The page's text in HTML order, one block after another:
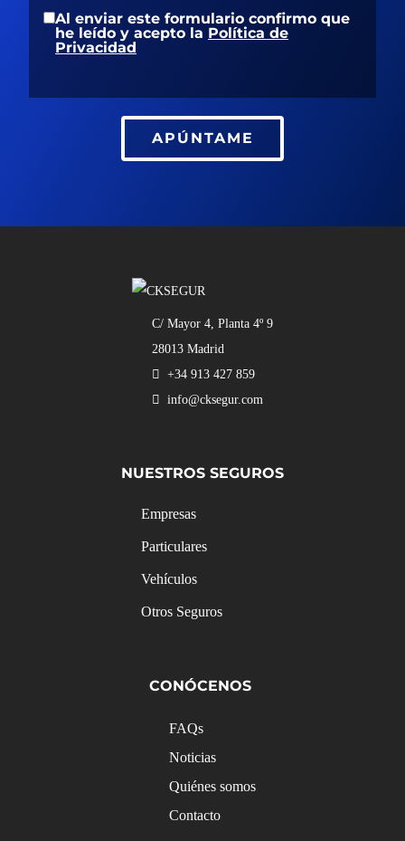
Al enviar este formulario confirmo que
he leído y acepto la Política de
Privacidad
APÚNTAME
C/ Mayor 4, Planta 4º 9
28013 Madrid
+34 913 427 859
info@cksegur.com
NUESTROS SEGUROS
Empresas
Particulares
Vehículos
Otros Seguros
CONÓCENOS
FAQs
Noticias
Quiénes somos
Contacto